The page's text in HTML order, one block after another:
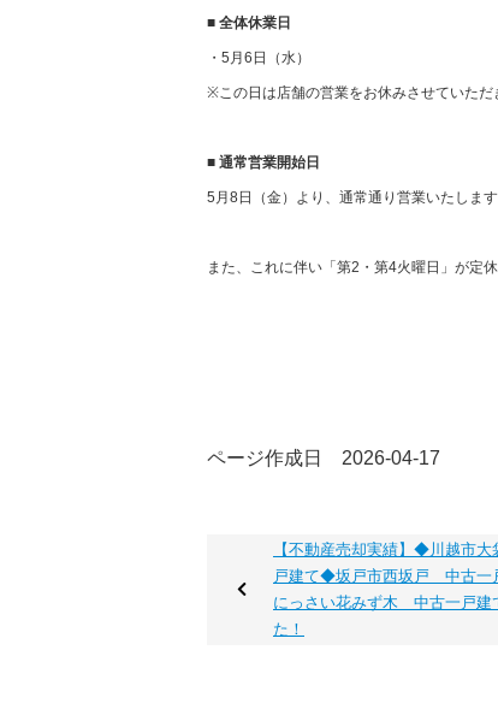
■ 全体休業日
・5月6日（水）
※この日は店舗の営業をお休みさせていただ
■ 通常営業開始日
5月8日（金）より、通常通り営業いたします
また、これに伴い「第2・第4火曜日」が定
ページ作成日 2026-04-17
【不動産売却実績】◆川越市
戸建て◆坂戸市西坂戸 中古一
にっさい花みず木 中古一戸建
た！